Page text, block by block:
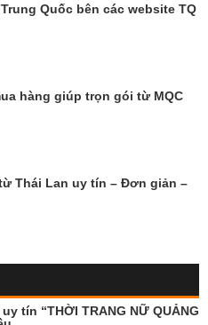
Quốc bên các website TQ
hàng giúp trọn gói từ MQC
Thái Lan uy tín – Đơn giản –
tín “THỜI TRANG NỮ QUẢNG